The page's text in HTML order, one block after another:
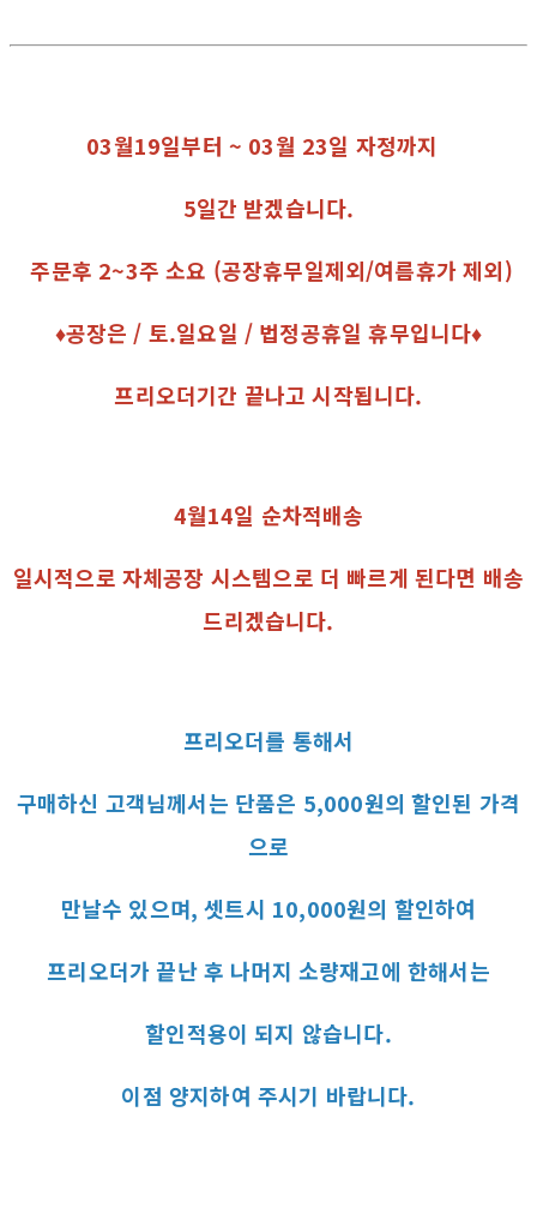
03월19일부터 ~ 03월 23일 자정까지
5일간 받겠습니다.
주문후 2~3주 소요 (공장휴무일제외/여름휴가 제외)
♦공장은 / 토.일요일 / 법정공휴일 휴무입니다♦
프리오더기간 끝나고 시작됩니다.
4월14일 순차적배송
일시적으로 자체공장 시스템으로 더 빠르게 된다면 배송
드리겠습니다.
프리오더를 통해서
구매하신 고객님께서는 단품은 5,000원의 할인된 가격
으로
만날수 있으며, 셋트시 10,000원의 할인하여
프리오더가 끝난 후 나머지 소량재고에 한해서는
할인적용이 되지 않습니다.
이점 양지하여 주시기 바랍니다.